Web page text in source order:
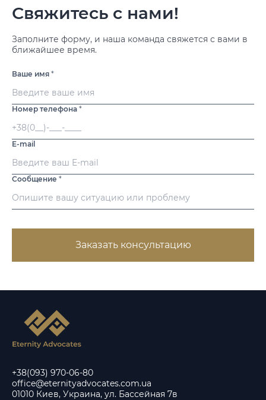
Свяжитесь с нами!
Заполните форму, и наша команда свяжется с вами в
ближайшее время.
Ваше имя *
Номер телефона *
E-mail
Сообщение *
Заказать консультацию
+38(093) 970-06-80
office@eternityadvocates.com.ua
01010 Киев, Украина, ул. Бассейная 7в